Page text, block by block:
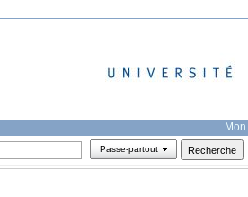
Passe-partout